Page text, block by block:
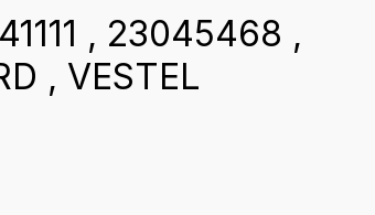
, 23045468 ,
, VESTEL